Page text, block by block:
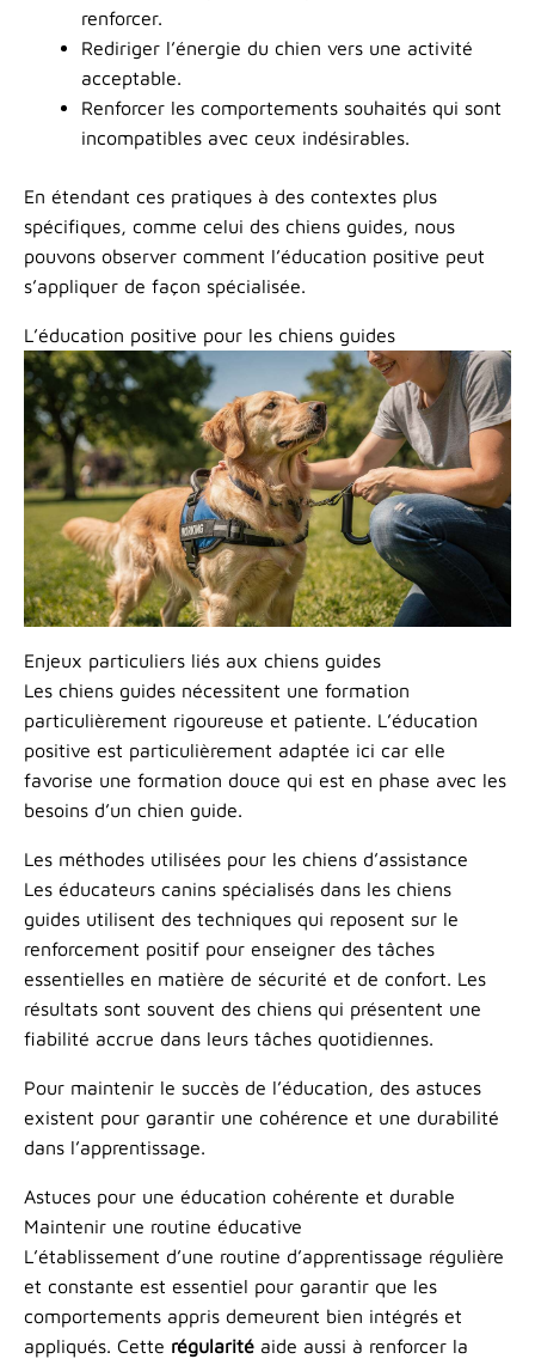
renforcer.
Rediriger l’énergie du chien vers une activité
acceptable.
Renforcer les comportements souhaités qui sont
incompatibles avec ceux indésirables.
En étendant ces pratiques à des contextes plus
spécifiques, comme celui des chiens guides, nous
pouvons observer comment l’éducation positive peut
s’appliquer de façon spécialisée.
L’éducation positive pour les chiens guides
Enjeux particuliers liés aux chiens guides
Les chiens guides nécessitent une formation
particulièrement rigoureuse et patiente. L’éducation
positive est particulièrement adaptée ici car elle
favorise une formation douce qui est en phase avec les
besoins d’un chien guide.
Les méthodes utilisées pour les chiens d’assistance
Les éducateurs canins spécialisés dans les chiens
guides utilisent des techniques qui reposent sur le
renforcement positif pour enseigner des tâches
essentielles en matière de sécurité et de confort. Les
résultats sont souvent des chiens qui présentent une
fiabilité accrue dans leurs tâches quotidiennes.
Pour maintenir le succès de l’éducation, des astuces
existent pour garantir une cohérence et une durabilité
dans l’apprentissage.
Astuces pour une éducation cohérente et durable
Maintenir une routine éducative
L’établissement d’une routine d’apprentissage régulière
et constante est essentiel pour garantir que les
comportements appris demeurent bien intégrés et
appliqués. Cette régularité aide aussi à renforcer la